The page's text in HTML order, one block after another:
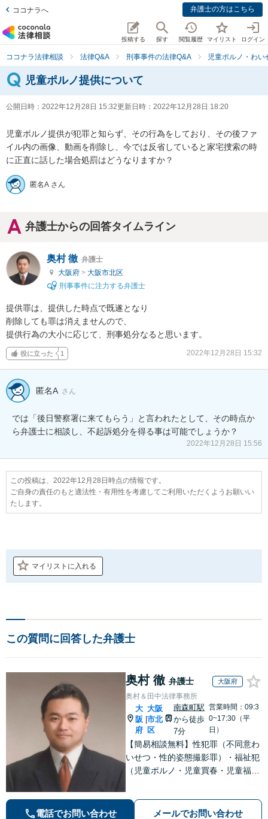
ココナラへ 弁護士の方はこちら
投稿する 探す 閲覧履歴 マイリスト ログイン
ココナラ法律相談 法律Q&A 刑事事件の法律Q&A 児童ポルノ・わ
児童ポルノ提供について
公開日時： 2022年12月28日 15:32更新日時： 2022年12月28日 18:20
児童ポルノ提供が犯罪と知らず、その行為をしており、その後ファ
イル内の画像、動画を削除し、今では反省していると家宅捜索の時
に正直に話した場合処罰はどうなりますか？
匿名A さん
弁護士からの回答タイムライン
奥村 徹 弁護士
大阪府 > 大阪市北区
刑事事件に注力する弁護士
提供罪は、提供した時点で既遂となり
削除しても罪は消えませんので、
提供行為の大小に応じて、刑事処分なると思います。
役に立った 1 2022年12月28日 15:32
匿名A さん
では「後日警察署に来てもらう」と言われたとして、その時点か
ら弁護士に相談し、不起訴処分を得る事は可能でしょうか？
2022年12月28日 15:56
この投稿は、2022年12月28日時点の情報です。
ご自身の責任のもと適法性・有用性を考慮してご利用いただくようお願いい
たします。
マイリストに入れる
この質問に回答した弁護士
奥村 徹 弁護士 大阪府
奥村＆田中法律事務所
大
阪
府
大阪
市北
区
南森町駅
から徒歩
7分
営業時間：09:3
0~17:30（平
日）
【簡易相談無料】性犯罪（不同意わ
いせつ・性的姿態撮影罪）・福祉犯
（児童ポルノ・児童買春・児童福祉
等）に非常に詳しい弁護士です
電話でお問い合わせ メールでお問い合わせ